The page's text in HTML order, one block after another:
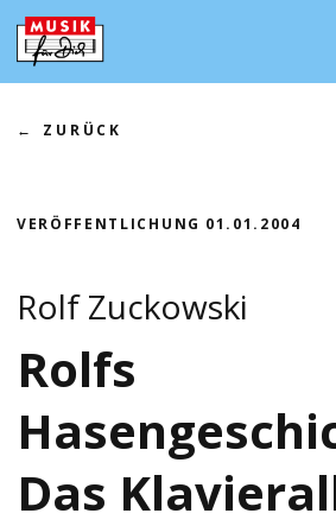
Zum
Inhalt
springen
ZURÜCK
VERÖFFENTLICHUNG 01.01.2004
Rolf Zuckowski
Rolfs
Das